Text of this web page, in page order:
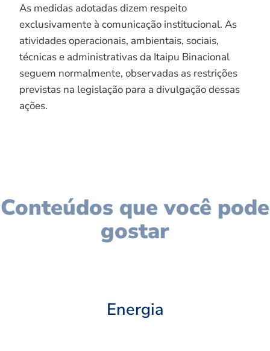
As medidas adotadas dizem respeito
exclusivamente à comunicação institucional. As
atividades operacionais, ambientais, sociais,
técnicas e administrativas da Itaipu Binacional
seguem normalmente, observadas as restrições
previstas na legislação para a divulgação dessas
ações.
Conteúdos que você pode
gostar
Energia